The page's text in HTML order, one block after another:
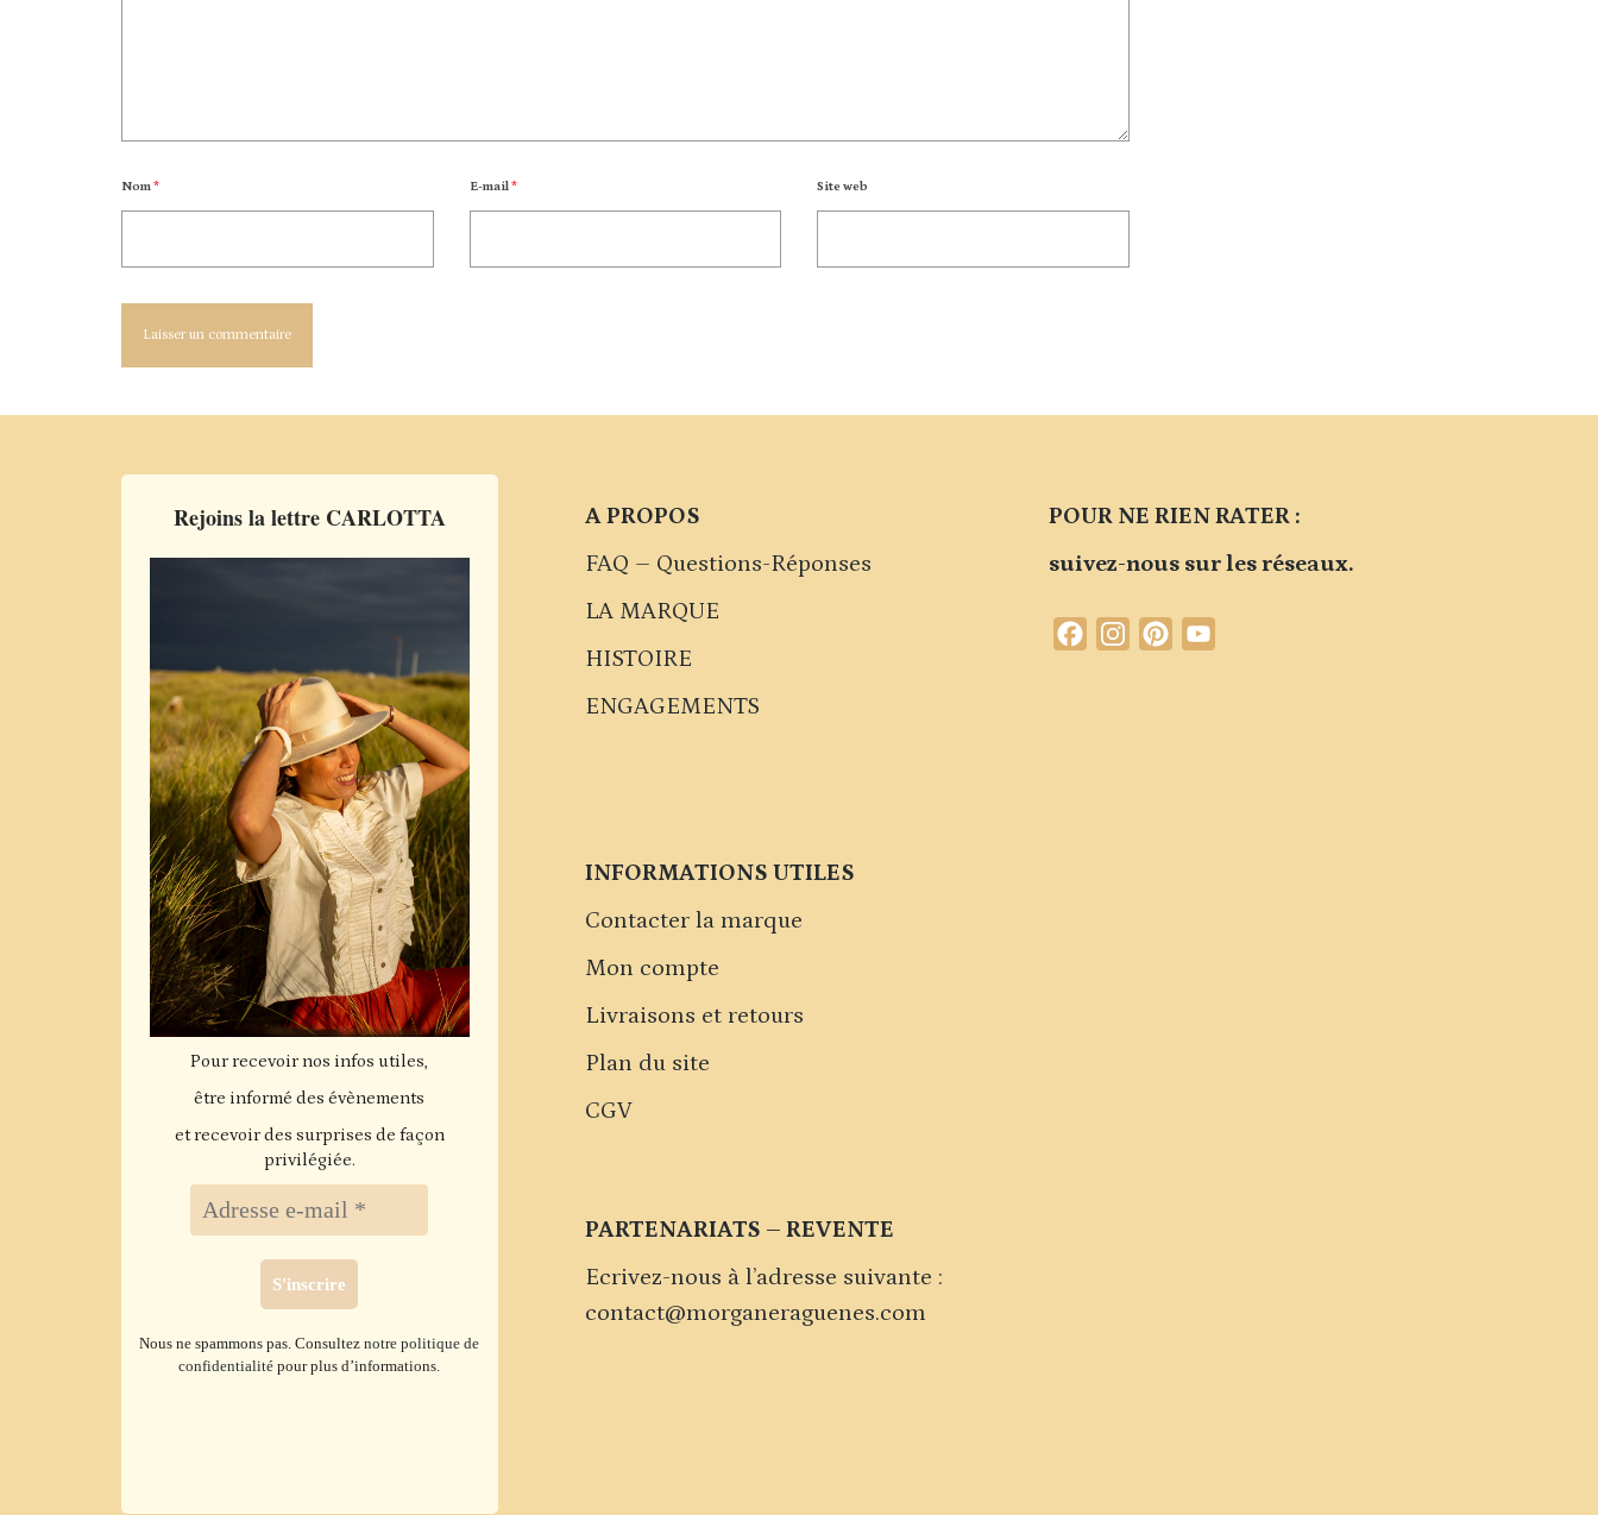
Nom* E-mail* Site web
Rejoins la lettre CARLOTTA
Pour recevoir nos infos utiles,
être informé des évènements
et recevoir des surprises de façon
privilégiée.
Nous ne spammons pas. Consulteznotre politique de
confidentialité pour plus d’informations.
A PROPOS
FAQ – Questions-Réponses
LA MARQUE
HISTOIRE
ENGAGEMENTS
INFORMATIONS UTILES
Contacter la marque
Mon compte
Livraisons et retours
Plan du site
CGV
PARTENARIATS – REVENTE
Ecrivez-nous à l’adresse suivante :
contact@morganeraguenes.com
POUR NE RIEN RATER :
suivez-nous sur les réseaux.
FacebookInstagramPinterest